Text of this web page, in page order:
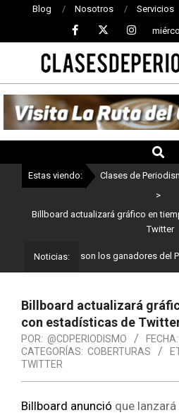
Blog Nosotros Servicios
CLASES
DE
PERIODISMO
Estas viendo: Clases de
>
Billboard actualizará gráfico en
Twitter
Noticias:
Estos son los ganadores del
Billboard actualizará
con estadísticas de
POR: @CDPERIODISMO FECHA:
CATEGORÍAS: COBERTURAS
TWITTER
Billboard anunció que